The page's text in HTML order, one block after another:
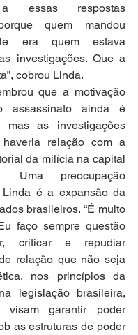
a essas respostas
quem mandou
era quem estava
investigações. Que a
cobrou Linda.
que a motivação
assassinato ainda é
mas as investigações
relação com a
da milícia na capital
Uma preocupação
Linda é a expansão da
brasileiros. “É muito
faço sempre questão
criticar e repudiar
relação que não seja
nos princípios da
legislação brasileira,
visam garantir poder
as estruturas de poder